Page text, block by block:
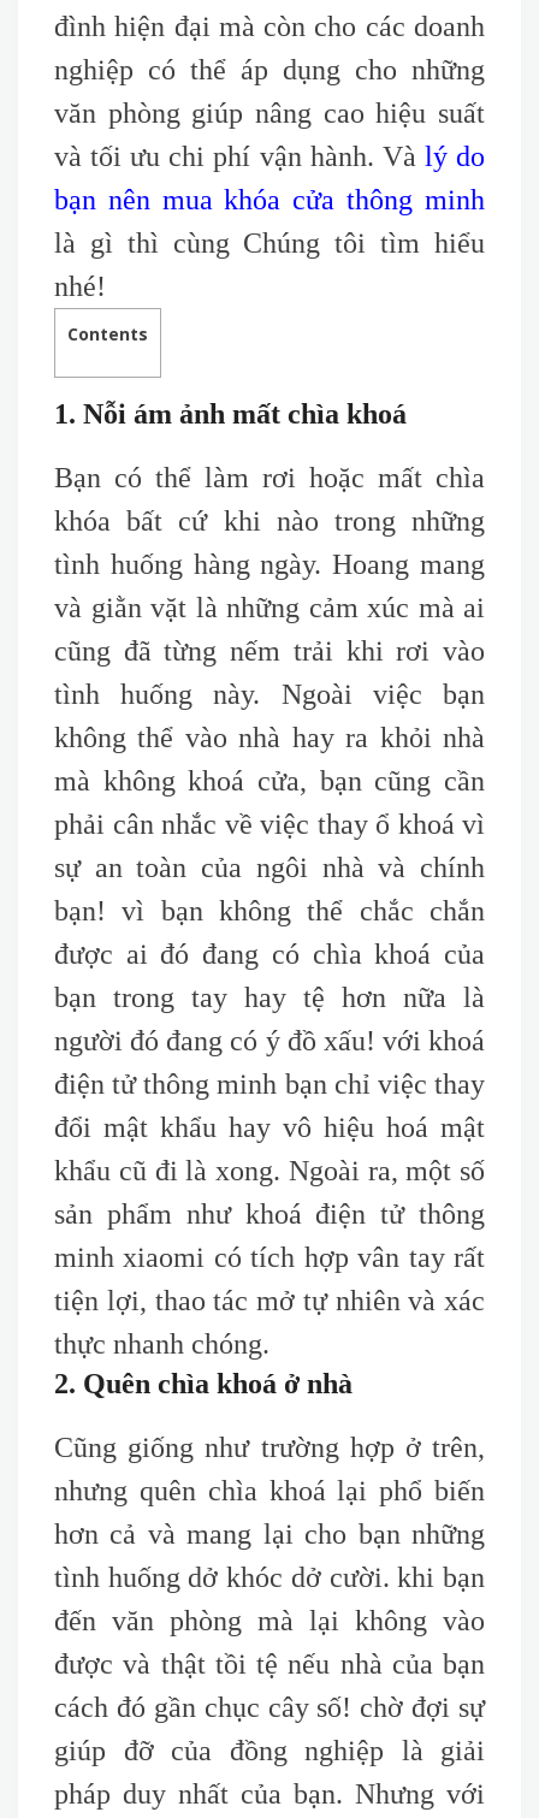
đình hiện đại mà còn cho các doanh
nghiệp có thể áp dụng cho những
văn phòng giúp nâng cao hiệu suất
và tối ưu chi phí vận hành. Và lý do
bạn nên mua khóa cửa thông minh
là gì thì cùng Chúng tôi tìm hiểu
nhé!
Contents
1. Nỗi ám ảnh mất chìa khoá
Bạn có thể làm rơi hoặc mất chìa
khóabất cứ khi nào trong những
tình huống hàng ngày. Hoang mang
và giằn vặt là những cảm xúc mà ai
cũng đã từng nếm trải khi rơi vào
tình huống này. Ngoài việc bạn
không thể vào nhà hay ra khỏi nhà
mà không khoá cửa, bạn cũng cần
phải cân nhắc về việc thay ổ khoá vì
sự an toàn của ngôi nhà và chính
bạn! vì bạn không thể chắc chắn
được ai đó đang có chìa khoá của
bạn trong tay hay tệ hơn nữa là
người đó đang có ý đồ xấu! với khoá
điện tử thông minh bạn chỉ việc thay
đổi mật khẩu hay vô hiệu hoá mật
khẩu cũ đi là xong. Ngoài ra, một số
sản phẩm như khoá điện tử thông
minh xiaomi có tích hợp vân tay rất
tiện lợi, thao tác mở tự nhiên và xác
thực nhanh chóng.
2. Quên chìa khoá ở nhà
Cũng giống như trường hợp ở trên,
nhưng quên chìa khoá lại phổ biến
hơn cả và mang lại cho bạn những
tình huống dở khóc dở cười. khi bạn
đến văn phòng mà lại không vào
được và thật tồi tệ nếu nhà của bạn
cách đó gần chục cây số! chờ đợi sự
giúp đỡ của đồng nghiệp là giải
pháp duy nhất của bạn. Nhưng với